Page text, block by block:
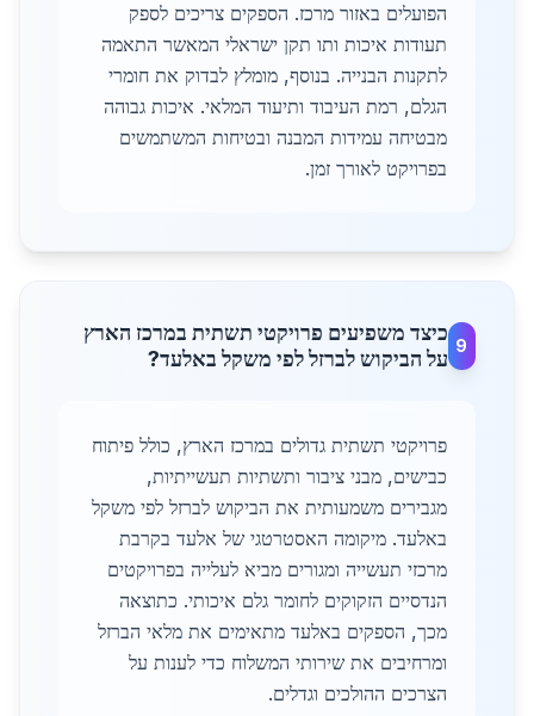
הפועלים באזור מרכז. הספקים צריכים לספק
תעודות איכות ותו תקן ישראלי המאשר התאמה
לתקנות הבנייה. בנוסף, מומלץ לבדוק את חומרי
הגלם, רמת העיבוד ותיעוד המלאי. איכות גבוהה
מבטיחה עמידות המבנה ובטיחות המשתמשים
בפרויקט לאורך זמן.
9
כיצד משפיעים פרויקטי תשתית במרכז הארץ
על הביקוש לברזל לפי משקל באלעד?
פרויקטי תשתית גדולים במרכז הארץ, כולל פיתוח
כבישים, מבני ציבור ותשתיות תעשייתיות,
מגבירים משמעותית את הביקוש לברזל לפי משקל
באלעד. מיקומה האסטרטגי של אלעד בקרבת
מרכזי תעשייה ומגורים מביא לעלייה בפרויקטים
הנדסיים הזקוקים לחומר גלם איכותי. כתוצאה
מכך, הספקים באלעד מתאימים את מלאי הברזל
ומרחיבים את שירותי המשלוח כדי לענות על
הצרכים ההולכים וגדלים.